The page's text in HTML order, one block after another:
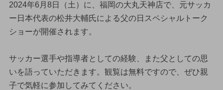
2024年6月8日（土）に、福岡の大丸天神店で、元サッカ
ー日本代表の松井大輔氏による父の日スペシャルトーク
ショーが開催されます。
サッカー選手や指導者としての経験、また父としての思
いを語っていただきます。観覧は無料ですので、ぜひ親
子で気軽に参加してみてください。